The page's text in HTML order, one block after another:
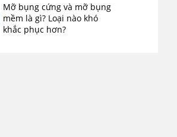
Mỡ bụng cứng và mỡ bụng
mềm là gì? Loại nào khó
khắc phục hơn?